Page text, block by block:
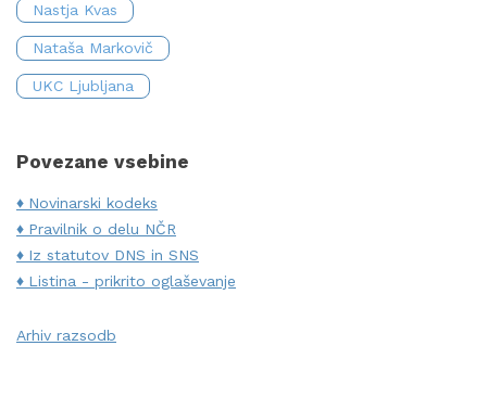
Nastja Kvas
Nataša Markovič
UKC Ljubljana
Povezane vsebine
Novinarski kodeks
Pravilnik o delu NČR
Iz statutov DNS in SNS
Listina - prikrito oglaševanje
Arhiv razsodb